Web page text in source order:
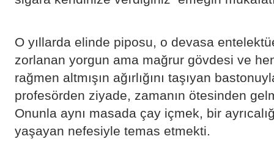
​O yıllarda elinde piposu, o devasa
zorlanan yorgun ama mağrur gövdesi ve
rağmen altmışın ağırlığını taşıyan
profesörden ziyade, zamanın ötesinden
Onunla aynı masada çay içmek, bir
yaşayan nefesiyle temas etmekti.